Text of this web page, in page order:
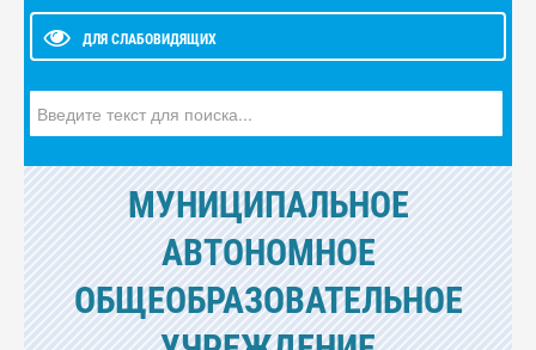
ДЛЯ СЛАБОВИДЯЩИХ
МУНИЦИПАЛЬНОЕ
АВТОНОМНОЕ
ОБЩЕОБРАЗОВАТЕЛЬНОЕ